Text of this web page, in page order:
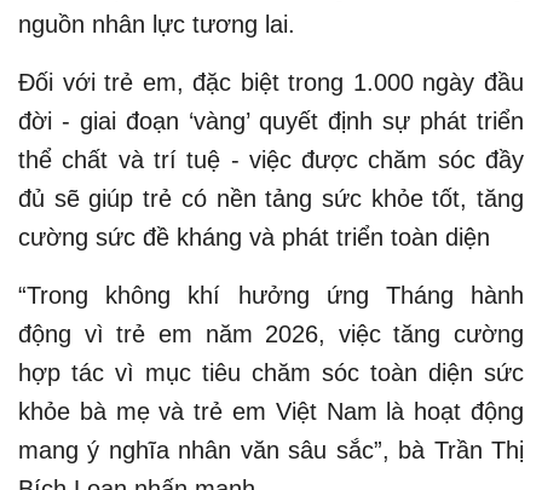
nguồn nhân lực tương lai.
Đối với trẻ em, đặc biệt trong 1.000 ngày đầu
đời - giai đoạn ‘vàng’ quyết định sự phát triển
thể chất và trí tuệ - việc được chăm sóc đầy
đủ sẽ giúp trẻ có nền tảng sức khỏe tốt, tăng
cường sức đề kháng và phát triển toàn diện
“Trong không khí hưởng ứng Tháng hành
động vì trẻ em năm 2026, việc tăng cường
hợp tác vì mục tiêu chăm sóc toàn diện sức
khỏe bà mẹ và trẻ em Việt Nam là hoạt động
mang ý nghĩa nhân văn sâu sắc”, bà Trần Thị